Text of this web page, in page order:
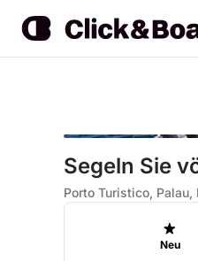
Segeln Sie
Porto Turistico, Palau,
Neu